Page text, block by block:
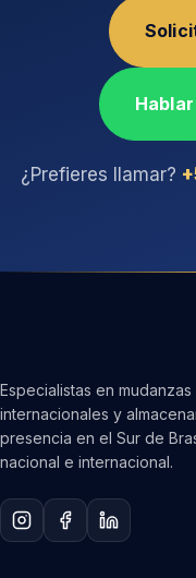
¿Prefieres llamar?
Especialistas en mudanzas
internacionales y
presencia en el Sur de
nacional e internacional.